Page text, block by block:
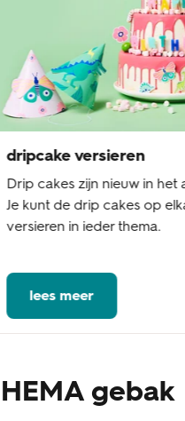
dripcake versieren
Drip cakes zijn nieuw in het
Je kunt de drip cakes op
versieren in ieder thema.
lees meer
gebak